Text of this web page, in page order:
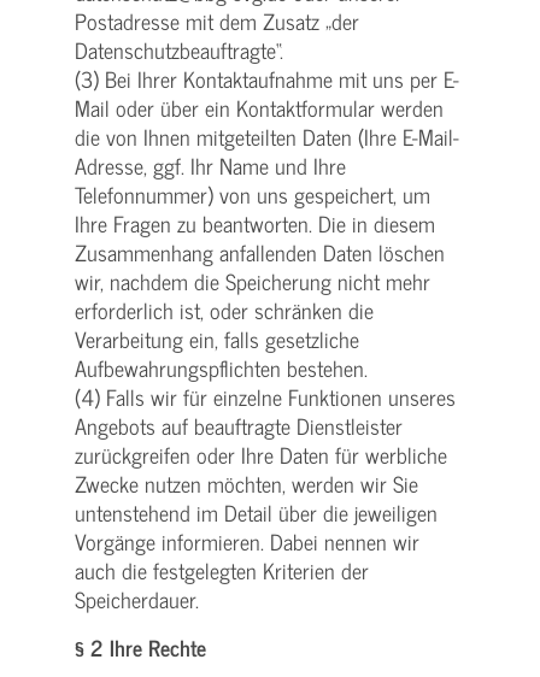
Postadresse mit dem Zusatz „der
Datenschutzbeauftragte“.
(3) Bei Ihrer Kontaktaufnahme mit uns per E-
Mail oder über ein Kontaktformular werden
die von Ihnen mitgeteilten Daten (Ihre E-Mail-
Adresse, ggf. Ihr Name und Ihre
Telefonnummer) von uns gespeichert, um
Ihre Fragen zu beantworten. Die in diesem
Zusammenhang anfallenden Daten löschen
wir, nachdem die Speicherung nicht mehr
erforderlich ist, oder schränken die
Verarbeitung ein, falls gesetzliche
Aufbewahrungspflichten bestehen.
(4) Falls wir für einzelne Funktionen unseres
Angebots auf beauftragte Dienstleister
zurückgreifen oder Ihre Daten für werbliche
Zwecke nutzen möchten, werden wir Sie
untenstehend im Detail über die jeweiligen
Vorgänge informieren. Dabei nennen wir
auch die festgelegten Kriterien der
Speicherdauer.
§ 2 Ihre Rechte